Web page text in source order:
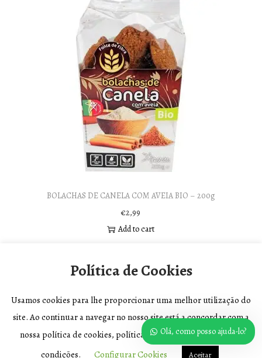
BOLACHAS DE CANELA COM AVEIA BIO – 200g
€2,99
Add to cart
Copyright © 2026 Biolojinha|
Política de Privacidade e Termos e
Política de Cookies
Usamos cookies para lhe proporcionar uma melhor utilização do
site. Ao continuar a navegar no nosso site está a concordar com a
nossa política de cookies, política de privacidade e Termos e
condições.
Configurar Cookies Aceitar
Olá, como posso ajuda-lo?